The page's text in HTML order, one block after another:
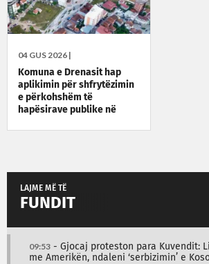
04 GUS 2026 |
Komuna e Drenasit hap
aplikimin për shfrytëzimin
e përkohshëm të
hapësirave publike në
LAJME MË TË
FUNDIT
09:53 - Gjocaj proteston para Kuvendit:
me Amerikën, ndaleni ‘serbizimin’ e